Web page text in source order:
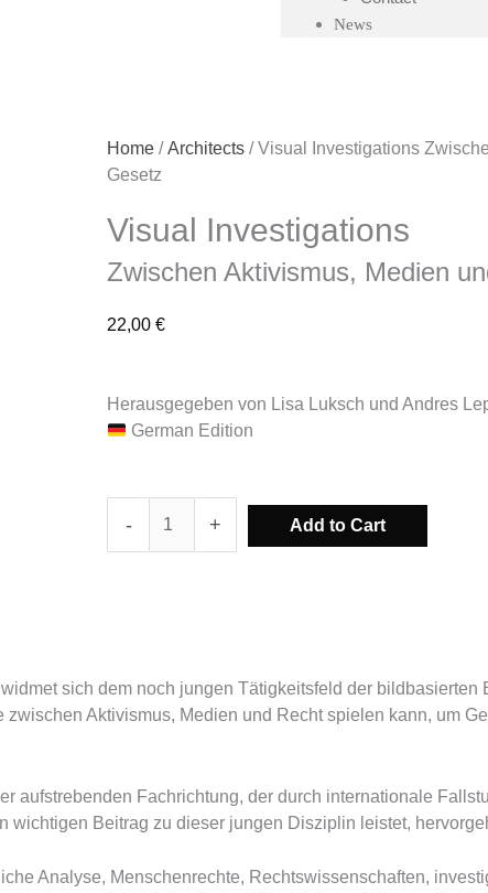
News
Home /Architects / Visual Investigations
Gesetz
Visual Investigations
Zwischen Aktivismus, Medien
22,00 €
Herausgegeben von Lisa Luksch und Andres
German Edition
-
Investigations
quantity
+ Add to Cart
sich dem noch jungen Tätigkeitsfeld der bildbasierten
Aktivismus, Medien und Recht spielen kann, um
aufstrebenden Fachrichtung, der durch internationale
Beitrag zu dieser jungen Disziplin leistet,
Analyse, Menschenrechte, Rechtswissenschaften,